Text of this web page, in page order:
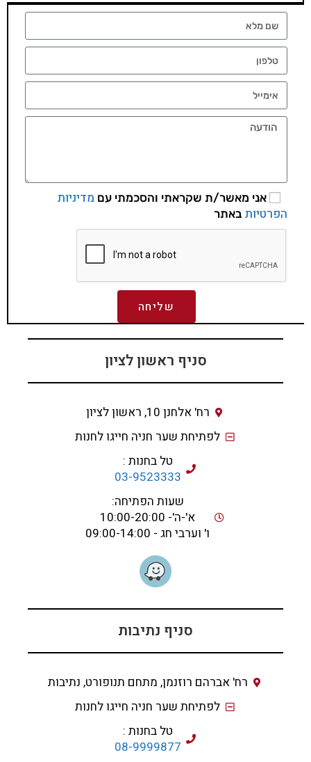
אני מאשר/ת שקראתי והסכמתי עם מדיניות
הפרטיות באתר
שליחה
סניף ראשון לציון
רח' אלחנן 10, ראשון לציון
לפתיחת שער חניה חייגו לחנות
טל בחנות :
03-9523333
שעות הפתיחה:
א'-ה'- 10:00-20:00
ו' וערבי חג - 09:00-14:00
סניף נתיבות
רח' אברהם רוזנמן, מתחם תנופורט, נתיבות
לפתיחת שער חניה חייגו לחנות
טל בחנות :
08-9999877